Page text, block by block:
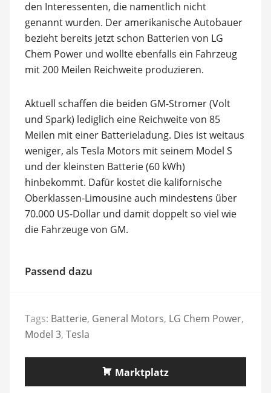
den Interessenten, die namentlich nicht
genannt wurden. Der amerikanische Autobauer
bezieht bereits jetzt schon Batterien von LG
Chem Power und wollte ebenfalls ein Fahrzeug
mit 200 Meilen Reichweite produzieren.
Aktuell schaffen die beiden GM-Stromer (Volt
und Spark) lediglich eine Reichweite von 85
Meilen mit einer Batterieladung. Dies ist weitaus
weniger, als Tesla Motors mit seinem Model S
und der kleinsten Batterie (60 kWh)
hinbekommt. Dafür kostet die kalifornische
Oberklassen-Limousine auch mindestens über
70.000 US-Dollar und damit doppelt so viel wie
die Fahrzeuge von GM.
Passend dazu
Tags: Batterie, General Motors, LG Chem Power,
Model 3, Tesla
Marktplatz